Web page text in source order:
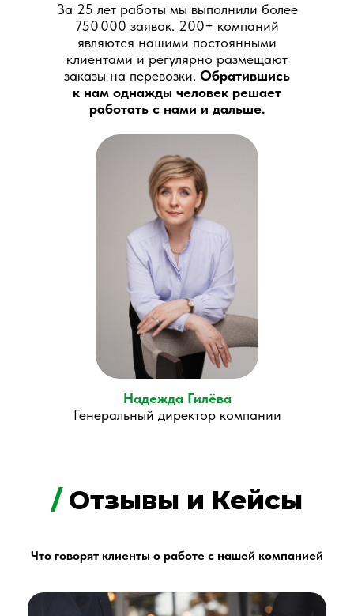
Надежда Гилёва
Генеральный директор компании
За 25 лет работы мы выполнили более
750 000 заявок. 200+ компаний
являются нашими постоянными
клиентами и регулярно размещают
заказы на перевозки. Обратившись
к нам однажды человек решает
работать с нами и дальше.
/Отзывы и Кейсы
Что говорят клиенты о работе с нашей компанией